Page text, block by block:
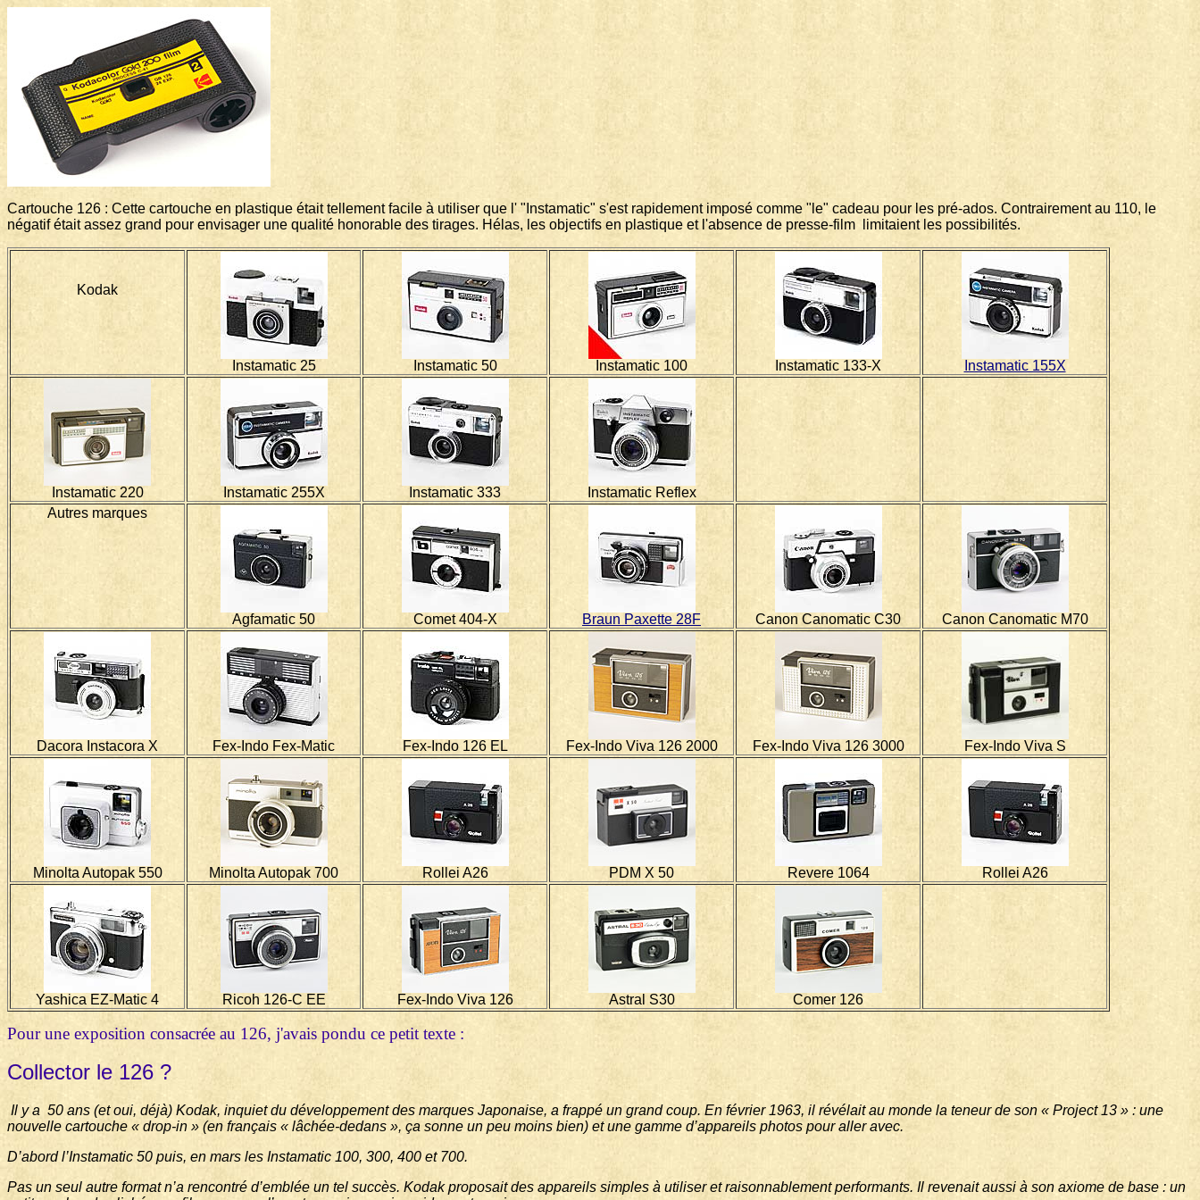
Cartouche 126 : Cette cartouche en plastique était tellement facile à utiliser que l' "Instamatic" s'est rapidement imposé comme "le" cadeau pour les pré-ados. Contrairement au 110, le
négatif était assez grand pour envisager une qualité honorable des tirages. Hélas, les objectifs en plastique et l'absence de presse-film limitaient les possibilités.
Kodak
Instamatic 25 Instamatic 50 Instamatic 100 Instamatic 133-X Instamatic 155X
Instamatic 220 Instamatic 255X Instamatic 333
Instamatic Reflex
Autres marques
Agfamatic 50 Comet 404-X Braun Paxette 28F Canon Canomatic C30 Canon Canomatic M70
Dacora Instacora X Fex-Indo Fex-Matic Fex-Indo 126 EL Fex-Indo Viva 126 2000 Fex-Indo Viva 126 3000 Fex-Indo Viva S
Minolta Autopak 550 Minolta Autopak 700 Rollei A26 PDM X 50 Revere 1064 Rollei A26
Yashica EZ-Matic 4 Ricoh 126-C EE Fex-Indo Viva 126 Astral S30 Comer 126
Pour une exposition consacrée au 126, j'avais pondu ce petit texte :
Collector le 126 ?
Il y a 50 ans (et oui, déjà) Kodak, inquiet du développement des marques Japonaise, a frappé un grand coup. En février 1963, il révélait au monde la teneur de son « Project 13 » : une
nouvelle cartouche « drop-in » (en français « lâchée-dedans », ça sonne un peu moins bien) et une gamme d’appareils photos pour aller avec.
D’abord l’Instamatic 50 puis, en mars les Instamatic 100, 300, 400 et 700.
Pas un seul autre format n’a rencontré d’emblée un tel succès. Kodak proposait des appareils simples à utiliser et raisonnablement performants. Il revenait aussi à son axiome de base : un